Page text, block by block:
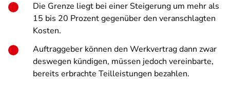
Die Grenze liegt bei einer Steigerung um mehr als
15 bis 20 Prozent gegenüber den veranschlagten
Kosten.
Auftraggeber können den Werkvertrag dann zwar
deswegen kündigen, müssen jedoch vereinbarte,
bereits erbrachte Teilleistungen bezahlen.